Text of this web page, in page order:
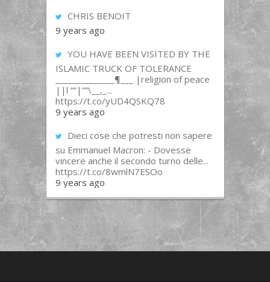
CHRIS BENOIT
9 years ago
YOU HAVE BEEN VISITED BY THE
ISLAMIC TRUCK OF TOLERANCE
______________¶___ |religion of peace
||l “”|””\__,_...
https://t.co/yUD4QSKQ78
9 years ago
Dieci cose che potresti non sapere
su Emmanuel Macron: - Dovesse
vincere anche il secondo turno delle...
https://t.co/8wmlN7ESOo
9 years ago